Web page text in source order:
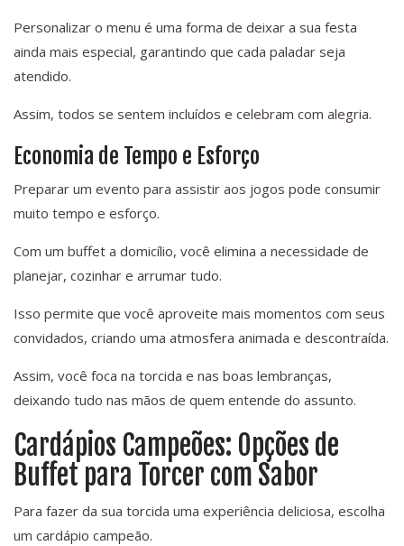
Personalizar o menu é uma forma de deixar a sua festa
ainda mais especial, garantindo que cada paladar seja
atendido.
Assim, todos se sentem incluídos e celebram com alegria.
Economia de Tempo e Esforço
Preparar um evento para assistir aos jogos pode consumir
muito tempo e esforço.
Com um buffet a domicílio, você elimina a necessidade de
planejar, cozinhar e arrumar tudo.
Isso permite que você aproveite mais momentos com seus
convidados, criando uma atmosfera animada e descontraída.
Assim, você foca na torcida e nas boas lembranças,
deixando tudo nas mãos de quem entende do assunto.
Cardápios Campeões: Opções de
Buffet para Torcer com Sabor
Para fazer da sua torcida uma experiência deliciosa, escolha
um cardápio campeão.